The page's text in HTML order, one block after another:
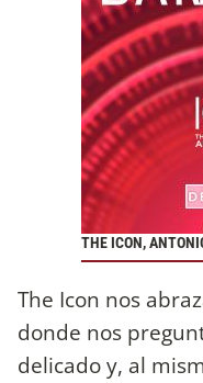
THE ICON,
The Icon nos
donde nos
delicado y, al